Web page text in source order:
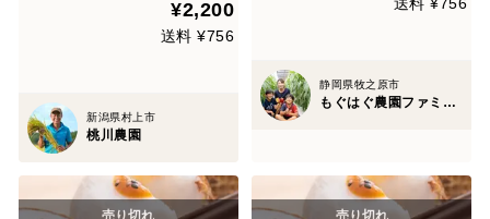
¥2,200
送料 ¥756
新潟県村上市
桃川農園
送料 ¥756
静岡県牧之原市
もぐはぐ農園ファミリー